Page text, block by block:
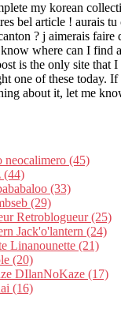
my korean
bel article ! aurais tu
? j aimerais faire
where can I find
is the only site that I
one of these today.
about it, let me
neocalimero (45)
(44)
(33)
(29)
Retroblogueur (25)
Jack'o'lantern (24)
Linanounette (21)
(20)
DIlanNoKaze (17)
(16)